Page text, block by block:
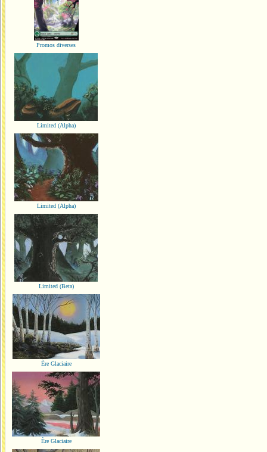
Promos diverses
Limited (Alpha)
Limited (Alpha)
Limited (Beta)
Ère Glaciaire
Ère Glaciaire